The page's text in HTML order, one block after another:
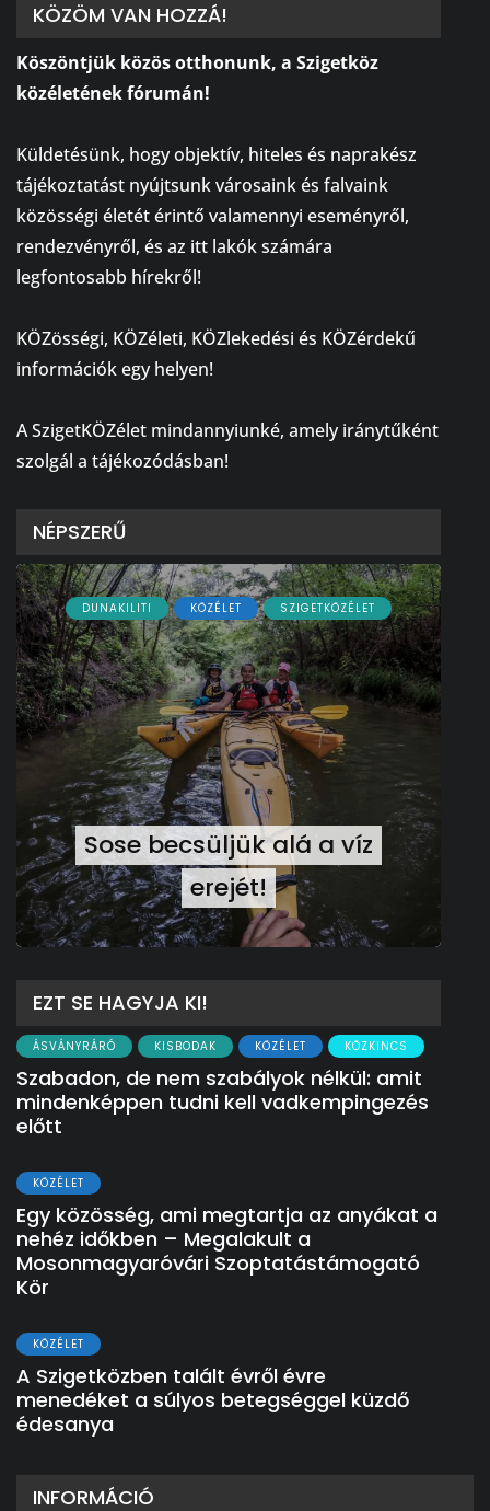
KÖZÖM VAN HOZZÁ!
Köszöntjük közös otthonunk, a Szigetköz
közéletének fórumán!
Küldetésünk, hogy objektív, hiteles és naprakész
tájékoztatást nyújtsunk városaink és falvaink
közösségi életét érintő valamennyi eseményről,
rendezvényről, és az itt lakók számára
legfontosabb hírekről!
KÖZösségi, KÖZéleti, KÖZlekedési és KÖZérdekű
információk egy helyen!
A SzigetKÖZélet mindannyiunké, amely iránytűként
szolgál a tájékozódásban!
NÉPSZERŰ
DUNAKILITI KÖZÉLET SZIGETKÖZÉLET
Sose becsüljük alá a víz
erejét!
EZT SE HAGYJA KI!
ÁSVÁNYRÁRÓ KISBODAK KÖZÉLET KÖZKINCS
Szabadon, de nem szabályok nélkül: amit
mindenképpen tudni kell vadkempingezés
előtt
KÖZÉLET
Egy közösség, ami megtartja az anyákat a
nehéz időkben – Megalakult a
Mosonmagyaróvári Szoptatástámogató
Kör
KÖZÉLET
A Szigetközben talált évről évre
menedéket a súlyos betegséggel küzdő
édesanya
INFORMÁCIÓ